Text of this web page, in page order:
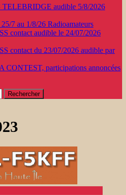
TELEBRIDGE audible 5/8/2026
7 au 1/8/26 Radioamateurs
contact audible le 24/07/2026
contact du 23/07/2026 audible par
CONTEST, participations annoncées